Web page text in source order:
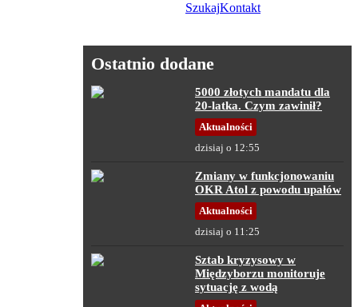
SzukajKontakt
Ostatnio dodane
5000 złotych mandatu dla
20-latka. Czym zawinił?
Aktualności
dzisiaj o 12:55
Zmiany w funkcjonowaniu
OKR Atol z powodu upałów
Aktualności
dzisiaj o 11:25
Sztab kryzysowy w
Międzyborzu monitoruje
sytuację z wodą